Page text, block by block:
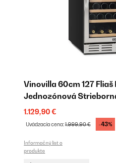
Vinovilla 60cm 127
Jednozónová
1.129,90 €
Uvádzacia cena:1.999,90 € -43%
Informačný list o
produkte